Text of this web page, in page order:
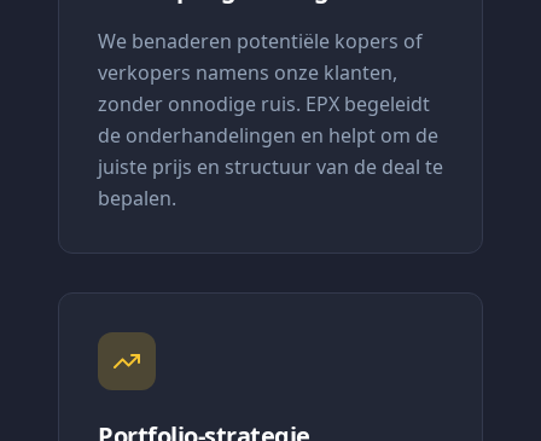
We benaderen potentiële kopers of
verkopers namens onze klanten,
zonder onnodige ruis. EPX begeleidt
de onderhandelingen en helpt om de
juiste prijs en structuur van de deal te
bepalen.